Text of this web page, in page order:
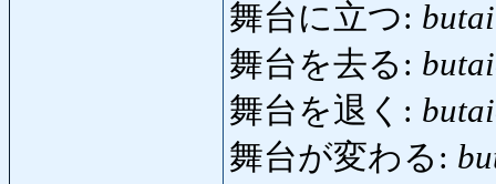
舞台に立つ:
舞台を去る:
舞台を退く:
舞台が変わる: